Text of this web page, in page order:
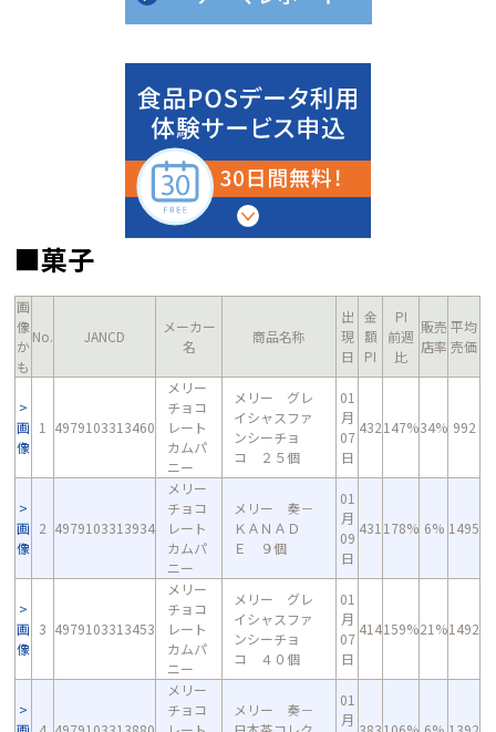
■菓子
画
像
か
も
No. JANCD
メーカー
名
商品名称
出
現
日
金
額
PI
PI
前週
比
販売
店率
平均
売価
画
像
1 4979103313460
メリー
チョコ
レート
カムパ
ニー
メリー グレ
イシャスファ
ンシーチョ
コ ２５個
01
月
07
日
432147%34% 992
画
像
2 4979103313934
メリー
チョコ
レート
カムパ
ニー
メリー 奏－
ＫＡＮＡＤ
Ｅ ９個
01
月
09
日
431 178% 6% 1495
画
像
3 4979103313453
メリー
チョコ
レート
カムパ
ニー
メリー グレ
イシャスファ
ンシーチョ
コ ４０個
01
月
07
日
414159%21%1492
メリー
チョコ
メリー 奏－
01
月